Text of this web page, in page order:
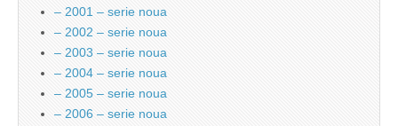
– 2001 – serie noua
– 2002 – serie noua
– 2003 – serie noua
– 2004 – serie noua
– 2005 – serie noua
– 2006 – serie noua